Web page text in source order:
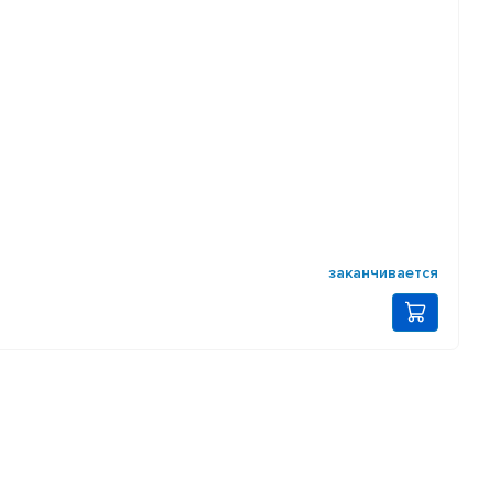
заканчивается